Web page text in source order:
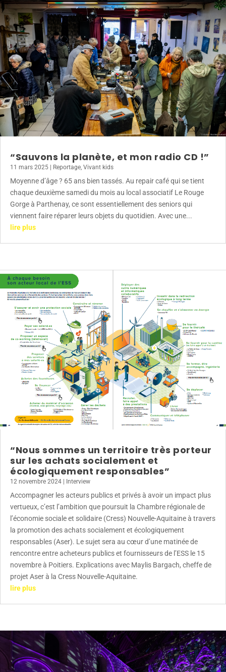
“Sauvons la planète, et mon radio CD !”
11 mars 2025 Reportage, Vivant kids
Moyenne d’âge ? 65 ans bien tassés. Au repair café qui se tient
chaque deuxième samedi du mois au local associatif Le Rouge
Gorge à Parthenay, ce sont essentiellement des seniors qui
viennent faire réparer leurs objets du quotidien. Avec une...
lire plus
“Nous sommes un territoire très porteur
sur les achats socialement et
écologiquement responsables”
12 novembre 2024 Interview
Accompagner les acteurs publics et privés à avoir un impact plus
vertueux, c’est l’ambition que poursuit la Chambre régionale de
l’économie sociale et solidaire (Cress) Nouvelle-Aquitaine à travers
la promotion des achats socialement et écologiquement
responsables (Aser). Le sujet sera au cœur d’une matinée de
rencontre entre acheteurs publics et fournisseurs de l’ESS le 15
novembre à Poitiers. Explications avec Maylis Bargach, cheffe de
projet Aser à la Cress Nouvelle-Aquitaine.
lire plus